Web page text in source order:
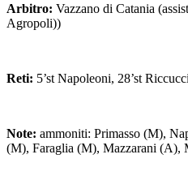
Arbitro: Vazzano di Catania
Agropoli))
Reti: 5’st Napoleoni, 28’st Riccucci
Note: ammoniti: Primasso (M),
(M), Faraglia (M), Mazzarani (A),